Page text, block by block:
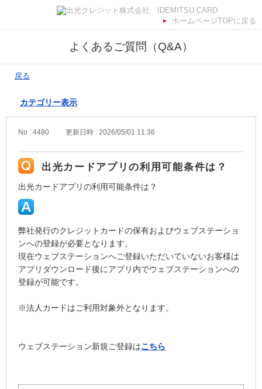
ホームページTOPに戻る
よくあるご質問（Q&A）
戻る
カテゴリー表示
No : 4480 更新日時 : 2026/05/01 11:36
出光カードアプリの利⽤可能条件は？
出光カードアプリの利⽤可能条件は？
弊社発⾏のクレジットカードの保有およびウェブステーショ
ンへの登録が必要となります。
現在ウェブステーションへご登録いただいていないお客様は
アプリダウンロード後にアプリ内でウェブステーションへの
登録が可能です。
※法人カードはご利用対象外となります。
ウェブステーション新規ご登録はこちら